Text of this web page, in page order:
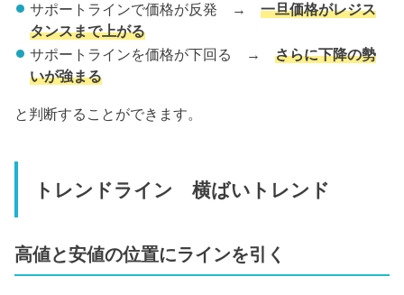
サポートラインで価格が反発 → 一旦価格がレジス
タンスまで上がる
サポートラインを価格が下回る → さらに下降の勢
いが強まる
と判断することができます。
トレンドライン 横ばいトレンド
高値と安値の位置にラインを引く